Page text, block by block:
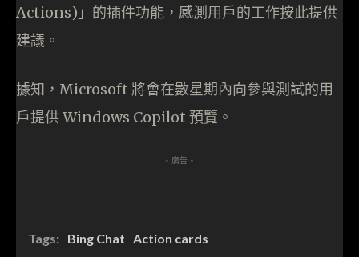
Actions)」的插件功能，感測用戶的工作按此提供
建議。
據知，Microsoft 將會在數星期內向參與測試的用
戶提供 Windows Copilot 預覽。
- 廣告 -
Tags: Bing Chat Action cards